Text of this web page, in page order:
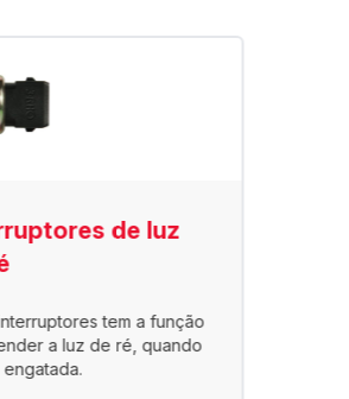
de luz
tem a função
a luz de ré, quando